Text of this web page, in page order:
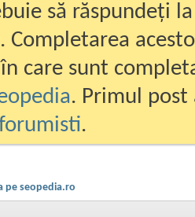
să răspundeți
Completarea
care sunt
. Primul
.
pe seopedia.ro